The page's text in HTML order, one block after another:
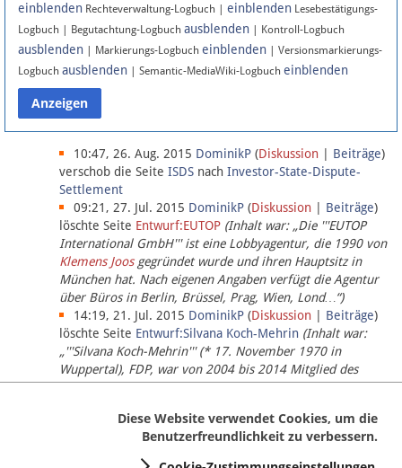
Anmelden
Datenschutz
Über Lobbypedia
Impressum
einblenden Rechteverwaltung-Logbuch | einblenden Lesebestätigungs-
Logbuch | Begutachtung-Logbuch ausblenden | Kontroll-Logbuch
ausblenden | Markierungs-Logbuch einblenden | Versionsmarkierungs-
Logbuch ausblenden | Semantic-MediaWiki-Logbuch einblenden
10:47, 26. Aug. 2015 DominikP (Diskussion Beiträge)
verschob die Seite ISDS nach Investor-State-Dispute-
Settlement
09:21, 27. Jul. 2015 DominikP (Diskussion Beiträge)
löschte Seite Entwurf:EUTOP (Inhalt war: „Die '''EUTOP
International GmbH''' ist eine Lobbyagentur, die 1990 von
Klemens Joosgegründet wurde und ihren Hauptsitz in
München hat. Nach eigenen Angaben verfügt die Agentur
über Büros in Berlin, Brüssel, Prag, Wien, Lond…“)
14:19, 21. Jul. 2015 DominikP (Diskussion Beiträge)
löschte Seite Entwurf:Silvana Koch-Mehrin (Inhalt war:
„'''Silvana Koch-Mehrin''' (* 17. November 1970 in
Wuppertal), FDP, war von 2004 bis 2014 Mitglied des
Europäischen Parlaments, seit November 2014 ist sie für
Diese Website verwendet Cookies, um die
Benutzerfreundlichkeit zu verbessern.